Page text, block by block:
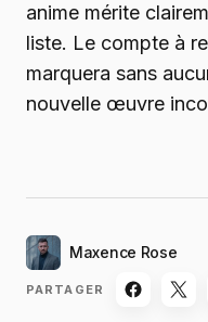
anime mérite
liste. Le compte à
marquera sans
nouvelle œuvre
Maxence Rose
PARTAGER